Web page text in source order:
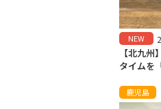
NEW
【北九
タイムを
鹿児島